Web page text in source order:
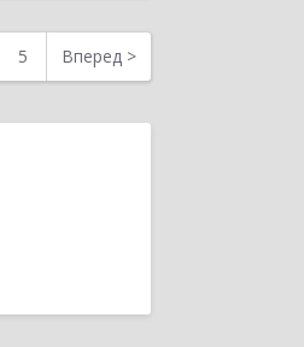
5 Вперед >